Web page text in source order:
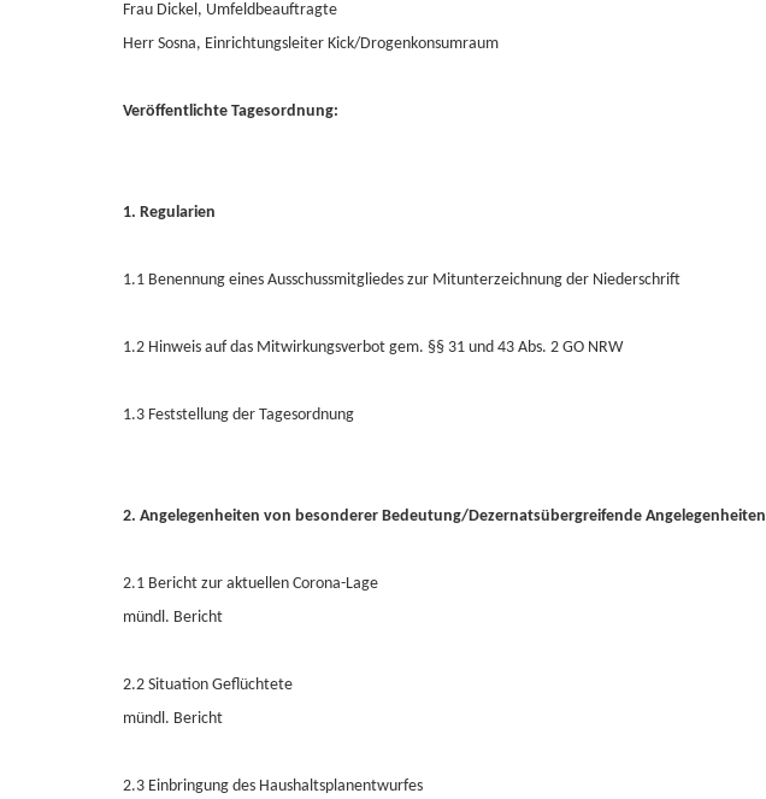
Frau Dickel, Umfeldbeauftragte
Herr Sosna, Einrichtungsleiter Kick/Drogenkonsumraum
Veröffentlichte Tagesordnung:
1. Regularien
1.1 Benennung eines Ausschussmitgliedes zur Mitunterzeichnung der Niederschrift
1.2 Hinweis auf das Mitwirkungsverbot gem. §§ 31 und 43 Abs. 2 GO NRW
1.3 Feststellung der Tagesordnung
2. Angelegenheiten von besonderer Bedeutung/Dezernatsübergreifende Angelegenheiten
2.1 Bericht zur aktuellen Corona-Lage
mündl. Bericht
2.2 Situation Geflüchtete
mündl. Bericht
2.3 Einbringung des Haushaltsplanentwurfes